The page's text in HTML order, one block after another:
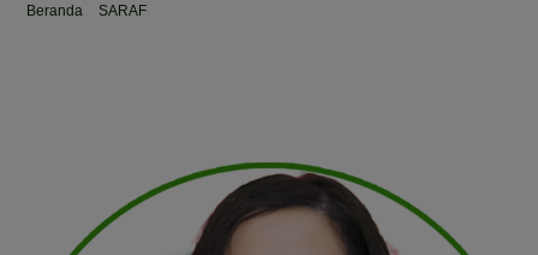
Beranda SARAF